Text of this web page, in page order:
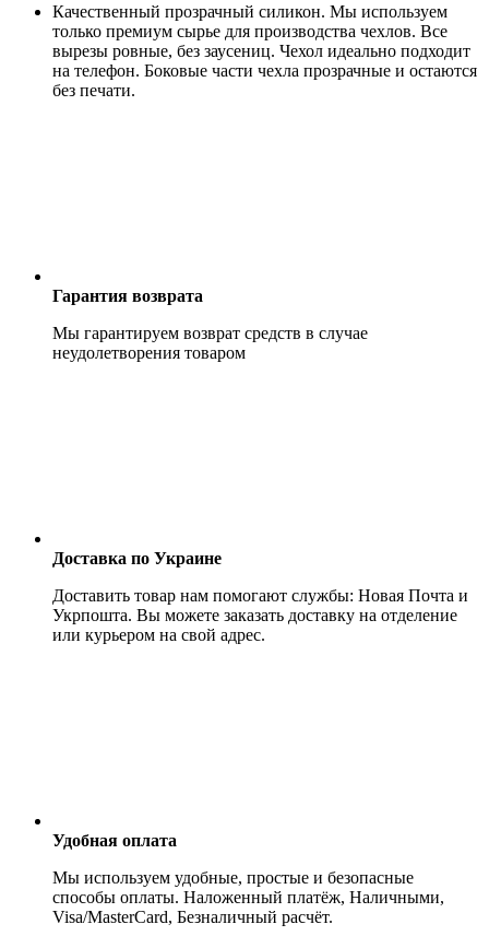
Качественный прозрачный силикон. Мы используем
только премиум сырье для производства чехлов. Все
вырезы ровные, без заусениц. Чехол идеально подходит
на телефон. Боковые части чехла прозрачные и остаются
без печати.
Гарантия возврата
Мы гарантируем возврат средств в случае
неудолетворения товаром
Доставка по Украине
Доставить товар нам помогают службы: Новая Почта и
Укрпошта. Вы можете заказать доставку на отделение
или курьером на свой адрес.
Удобная оплата
Мы используем удобные, простые и безопасные
способы оплаты. Наложенный платёж, Наличными,
Visa/MasterCard, Безналичный расчёт.